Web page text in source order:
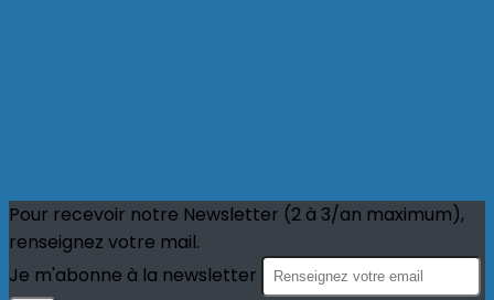
Pour recevoir notre Newsletter (2 à 3/an maximum),
renseignez votre mail.
Je m'abonne à la newsletter